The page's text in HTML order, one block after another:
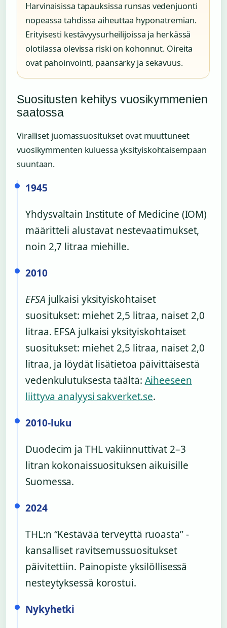
Harvinaisissa tapauksissa runsas vedenjuonti
nopeassa tahdissa aiheuttaa hyponatremian.
Erityisesti kestävyysurheilijoissa ja herkässä
olotilassa olevissa riski on kohonnut. Oireita
ovat pahoinvointi, päänsärky ja sekavuus.
Suositusten kehitys vuosikymmenien
saatossa
Viralliset juomassuositukset ovat muuttuneet
vuosikymmenten kuluessa yksityiskohtaisempaan
suuntaan.
1945
Yhdysvaltain Institute of Medicine (IOM)
määritteli alustavat nestevaatimukset,
noin 2,7 litraa miehille.
2010
EFSA julkaisi yksityiskohtaiset
suositukset: miehet 2,5 litraa, naiset 2,0
litraa. EFSA julkaisi yksityiskohtaiset
suositukset: miehet 2,5 litraa, naiset 2,0
litraa, ja löydät lisätietoa päivittäisestä
vedenkulutuksesta täältä: Aiheeseen
liittyva analyysi sakverket.se.
2010-luku
Duodecim ja THL vakiinnuttivat 2–3
litran kokonaissuosituksen aikuisille
Suomessa.
2024
THL:n “Kestävää terveyttä ruoasta” -
kansalliset ravitsemussuositukset
päivitettiin. Painopiste yksilöllisessä
nesteytyksessä korostui.
Nykyhetki